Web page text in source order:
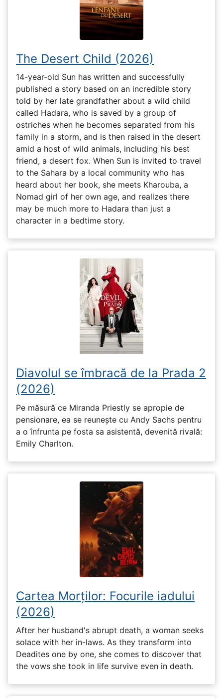
The Desert Child (2026)
14-year-old Sun has written and successfully
published a story based on an incredible story
told by her late grandfather about a wild child
called Hadara, who is saved by a group of
ostriches when he becomes separated from his
family in a storm, and is then raised in the desert
amid a host of wild animals, including his best
friend, a desert fox. When Sun is invited to travel
to the Sahara by a local community who has
heard about her book, she meets Kharouba, a
Nomad girl of her own age, and realizes there
may be much more to Hadara than just a
character in a bedtime story.
Diavolul se îmbracă de la Prada 2
(2026)
Pe măsură ce Miranda Priestly se apropie de
pensionare, ea se reunește cu Andy Sachs pentru
a o înfrunta pe fosta sa asistentă, devenită rivală:
Emily Charlton.
Cartea Morților: Focurile iadului
(2026)
After her husband's abrupt death, a woman seeks
solace with her in-laws. As they transform into
Deadites one by one, she comes to discover that
the vows she took in life survive even in death.